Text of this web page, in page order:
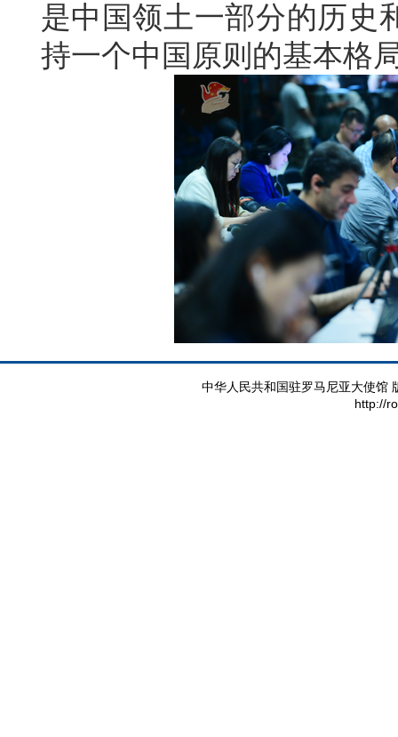
是中国领土一部分的历史
持一个中国原则的基本格
中华人民共和国驻罗马尼亚大使馆
http://